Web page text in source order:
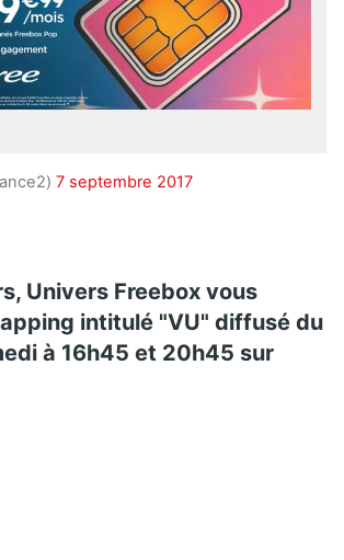
7 septembre 2017
Univers Freebox vous
intitulé "VU" diffusé du
à 16h45 et 20h45 sur